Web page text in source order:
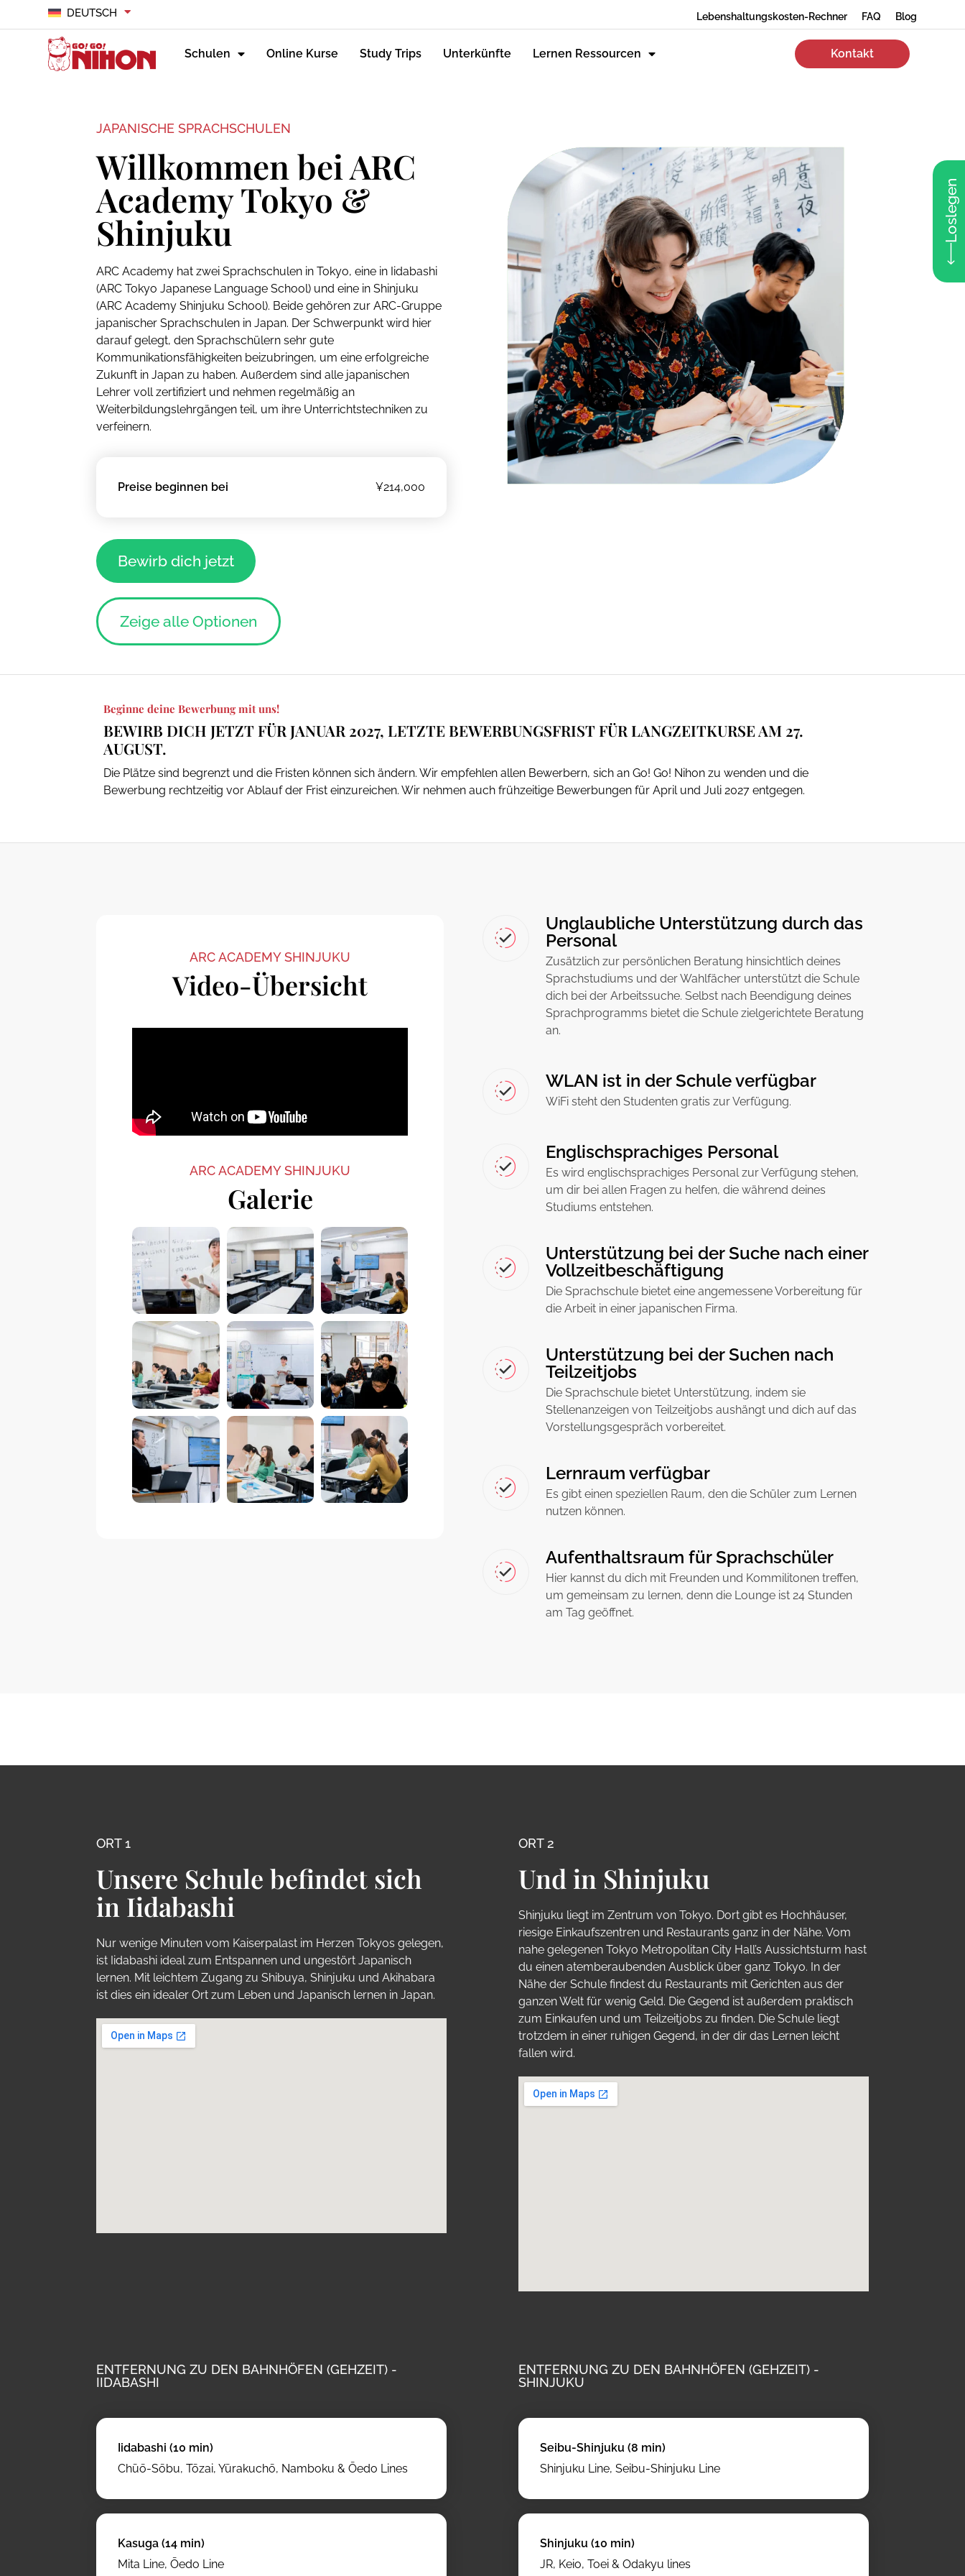
DEUTSCH Lebenshaltungskosten-Rechner FAQ Blog
Schulen Online Kurse Study Trips Unterkünfte Lernen Ressourcen Kontakt
Loslegen
JAPANISCHE SPRACHSCHULEN
Willkommen bei ARC
Academy Tokyo &
Shinjuku
ARC Academy hat zwei Sprachschulen in Tokyo, eine in Iidabashi
(ARC Tokyo Japanese Language School) und eine in Shinjuku
(ARC Academy Shinjuku School). Beide gehören zur ARC-Gruppe
japanischer Sprachschulen in Japan. Der Schwerpunkt wird hier
darauf gelegt, den Sprachschülern sehr gute
Kommunikationsfähigkeiten beizubringen, um eine erfolgreiche
Zukunft in Japan zu haben. Außerdem sind alle japanischen
Lehrer voll zertifiziert und nehmen regelmäßig an
Weiterbildungslehrgängen teil, um ihre Unterrichtstechniken zu
verfeinern.
Preise beginnen bei ¥214,000
Bewirb dich jetzt
Zeige alle Optionen
Beginne deine Bewerbung mit uns!
BEWIRB DICH JETZT FÜR JANUAR 2027, LETZTE BEWERBUNGSFRIST FÜR LANGZEITKURSE AM 27.
AUGUST.
Die Plätze sind begrenzt und die Fristen können sich ändern. Wir empfehlen allen Bewerbern, sich an Go! Go! Nihon zu wenden und die
Bewerbung rechtzeitig vor Ablauf der Frist einzureichen. Wir nehmen auch frühzeitige Bewerbungen für April und Juli 2027 entgegen.
ARC ACADEMY SHINJUKU
Video-Übersicht
ARC ACADEMY SHINJUKU
Galerie
Unglaubliche Unterstützung durch das
Personal
Zusätzlich zur persönlichen Beratung hinsichtlich deines
Sprachstudiums und der Wahlfächer unterstützt die Schule
dich bei der Arbeitssuche. Selbst nach Beendigung deines
Sprachprogramms bietet die Schule zielgerichtete Beratung
an.
WLAN ist in der Schule verfügbar
WiFi steht den Studenten gratis zur Verfügung.
Englischsprachiges Personal
Es wird englischsprachiges Personal zur Verfügung stehen,
um dir bei allen Fragen zu helfen, die während deines
Studiums entstehen.
Unterstützung bei der Suche nach einer
Vollzeitbeschäftigung
Die Sprachschule bietet eine angemessene Vorbereitung für
die Arbeit in einer japanischen Firma.
Unterstützung bei der Suchen nach
Teilzeitjobs
Die Sprachschule bietet Unterstützung, indem sie
Stellenanzeigen von Teilzeitjobs aushängt und dich auf das
Vorstellungsgespräch vorbereitet.
Lernraum verfügbar
Es gibt einen speziellen Raum, den die Schüler zum Lernen
nutzen können.
Aufenthaltsraum für Sprachschüler
Hier kannst du dich mit Freunden und Kommilitonen treffen,
um gemeinsam zu lernen, denn die Lounge ist 24 Stunden
am Tag geöffnet.
ORT 1
Unsere Schule befindet sich
in Iidabashi
Nur wenige Minuten vom Kaiserpalast im Herzen Tokyos gelegen,
ist Iidabashi ideal zum Entspannen und ungestört Japanisch
lernen. Mit leichtem Zugang zu Shibuya, Shinjuku und Akihabara
ist dies ein idealer Ort zum Leben und Japanisch lernen in Japan.
ORT 2
Und in Shinjuku
Shinjuku liegt im Zentrum von Tokyo. Dort gibt es Hochhäuser,
riesige Einkaufszentren und Restaurants ganz in der Nähe. Vom
nahe gelegenen Tokyo Metropolitan City Hall’s Aussichtsturm hast
du einen atemberaubenden Ausblick über ganz Tokyo. In der
Nähe der Schule findest du Restaurants mit Gerichten aus der
ganzen Welt für wenig Geld. Die Gegend ist außerdem praktisch
zum Einkaufen und um Teilzeitjobs zu finden. Die Schule liegt
trotzdem in einer ruhigen Gegend, in der dir das Lernen leicht
fallen wird.
ENTFERNUNG ZU DEN BAHNHÖFEN (GEHZEIT) -
IIDABASHI
Iidabashi (10 min)
Chūō-Sōbu, Tōzai, Yūrakuchō, Namboku & Ōedo Lines
Kasuga (14 min)
Mita Line, Ōedo Line
ENTFERNUNG ZU DEN BAHNHÖFEN (GEHZEIT) -
SHINJUKU
Seibu-Shinjuku (8 min)
Shinjuku Line, Seibu-Shinjuku Line
Shinjuku (10 min)
JR, Keio, Toei & Odakyu lines